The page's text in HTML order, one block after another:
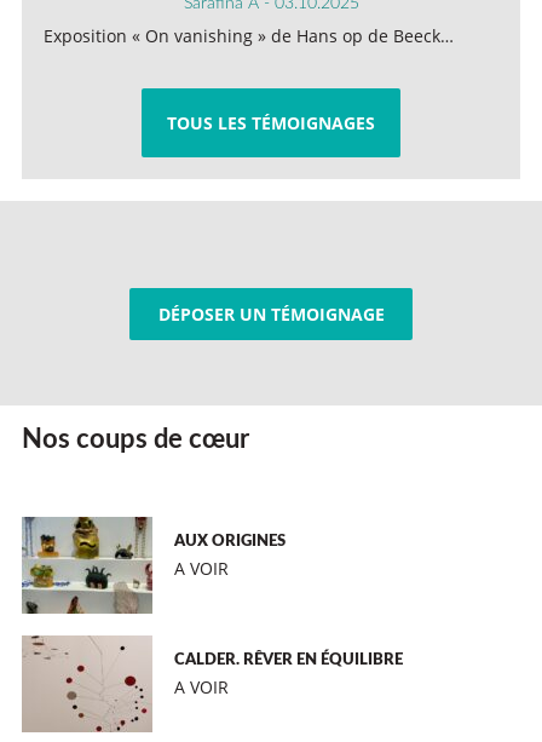
Exposition « On vanishing » de Hans op de Beeck…
TOUS LES TÉMOIGNAGES
DÉPOSER UN TÉMOIGNAGE
Nos coups de cœur
AUX ORIGINES
A VOIR
CALDER. RÊVER EN ÉQUILIBRE
A VOIR